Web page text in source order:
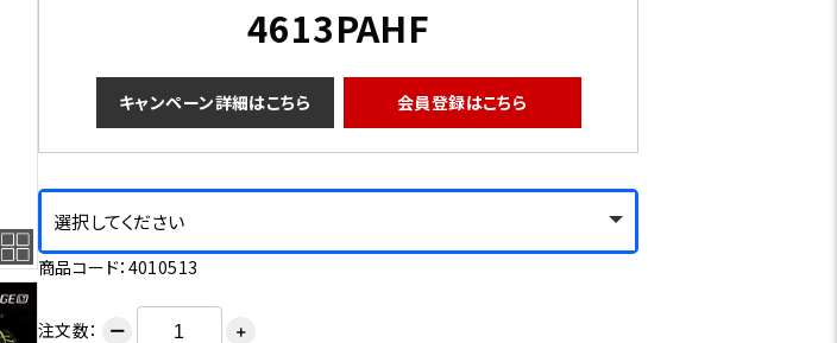
4613PAHF
キャンペーン詳細はこちら 会員登録はこちら
選択してください
商品コード：4010513
注文数： ー ＋